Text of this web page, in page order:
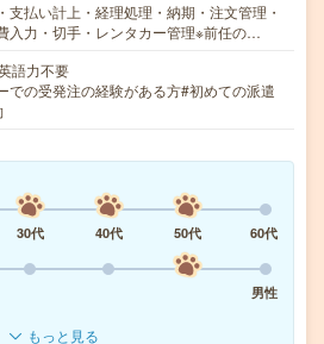
支払い計上・経理処理・納期・注文管理・
入力・切手・レンタカー管理※前任の…
語力不要
での受発注の経験がある方#初めての派遣
30代 40代 50代
60代
男性
もっと見る